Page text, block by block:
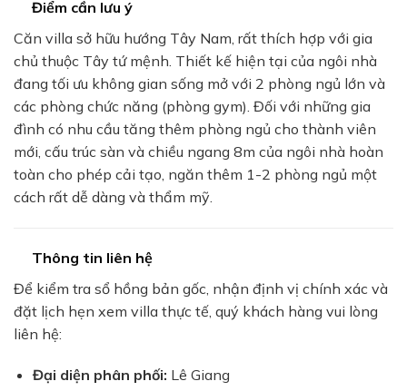
Điểm cần lưu ý
Căn villa sở hữu hướng Tây Nam, rất thích hợp với gia
chủ thuộc Tây tứ mệnh. Thiết kế hiện tại của ngôi nhà
đang tối ưu không gian sống mở với 2 phòng ngủ lớn và
các phòng chức năng (phòng gym). Đối với những gia
đình có nhu cầu tăng thêm phòng ngủ cho thành viên
mới, cấu trúc sàn và chiều ngang 8m của ngôi nhà hoàn
toàn cho phép cải tạo, ngăn thêm 1-2 phòng ngủ một
cách rất dễ dàng và thẩm mỹ.
Thông tin liên hệ
Để kiểm tra sổ hồng bản gốc, nhận định vị chính xác và
đặt lịch hẹn xem villa thực tế, quý khách hàng vui lòng
liên hệ:
Đại diện phân phối: Lê Giang